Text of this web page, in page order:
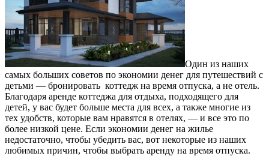
Один из наших
самых больших советов по экономии денег для путешествий с
детьми — бронировать коттедж на время отпуска, а не отель.
Благодаря аренде коттеджа для отдыха, подходящего для
детей, у вас будет больше места для всех, а также многие из
тех удобств, которые вам нравятся в отелях, — и все это по
более низкой цене. Если экономии денег на жилье
недостаточно, чтобы убедить вас, вот некоторые из наших
любимых причин, чтобы выбрать аренду на время отпуска.